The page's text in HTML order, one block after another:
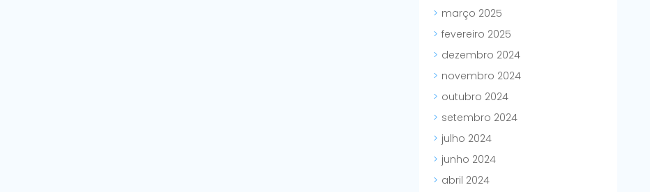
março 2025
fevereiro 2025
dezembro 2024
novembro 2024
outubro 2024
setembro 2024
julho 2024
junho 2024
abril 2024